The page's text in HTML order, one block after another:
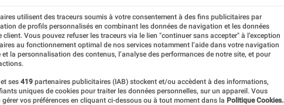
utilisent des traceurs soumis à votre consentement à des fins publicitaires par
de profils personnalisés en combinant les données de navigation et les données
client. Vous pouvez refuser les traceurs via le lien "continuer sans accepter" à l’exception
au fonctionnement optimal de nos services notamment l’aide dans votre navigation
la personnalisation des contenus, l’analyse des performances de notre site, et pour
ses 419 partenaires publicitaires (IAB) stockent et/ou accèdent à des informations,
uniques de cookies pour traiter les données personnelles, sur un appareil. Vous
vos préférences en cliquant ci-dessous ou à tout moment dans la Politique Cookies.